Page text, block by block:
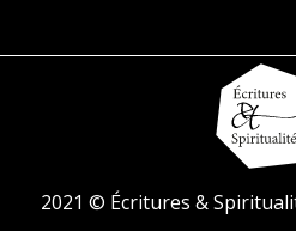
2021 © Écritures &